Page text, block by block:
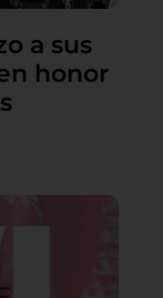
a sus
honor